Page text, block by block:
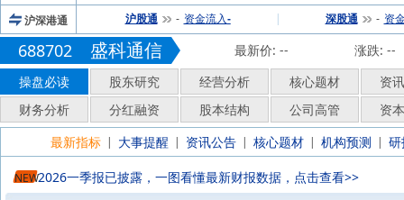
沪深港通
沪股通 - 资金流入- | 深股通 - 资
688702 盛科通信 最新价: -- 涨跌: --
操盘必读
股东研究 经营分析 核心题材
资
财务分析
分红融资 股本结构 公司高管
资
最新指标 | 大事提醒 | 资讯公告 | 核心题材 | 机构预测 |
NEW2026一季报已披露，一图看懂最新财报数据，点击查看>>